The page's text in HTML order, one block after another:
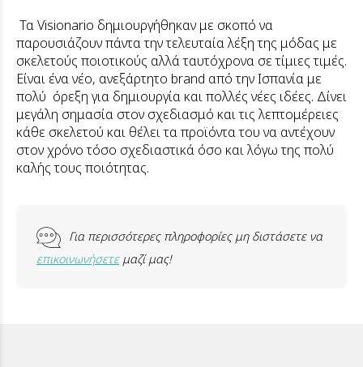
Τα Visionario δημιουργήθηκαν με σκοπό να
παρουσιάζουν πάντα την τελευταία λέξη της μόδας με
σκελετούς ποιοτικούς αλλά ταυτόχρονα σε τίμιες τιμές.
Είναι ένα νέο, ανεξάρτητο brand από την Ισπανία με
πολύ όρεξη για δημιουργία και πολλές νέες ιδέες. Δίνει
μεγάλη σημασία στον σχεδιασμό και τις λεπτομέρειες
κάθε σκελετού και θέλει τα προϊόντα του να αντέχουν
στον χρόνο τόσο σχεδιαστικά όσο και λόγω της πολύ
καλής τους ποιότητας.
Για περισσότερες πληροφορίες μη διστάσετε να
επικοινωνήσετεμαζί μας!